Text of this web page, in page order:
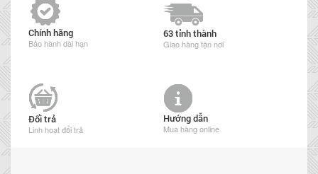
Chính hãng
Bảo hành dài hạn
63 tỉnh thành
Giao hàng tận nơi
Đổi trả
Linh hoạt đổi trả
Hướng dẫn
Mua hàng online